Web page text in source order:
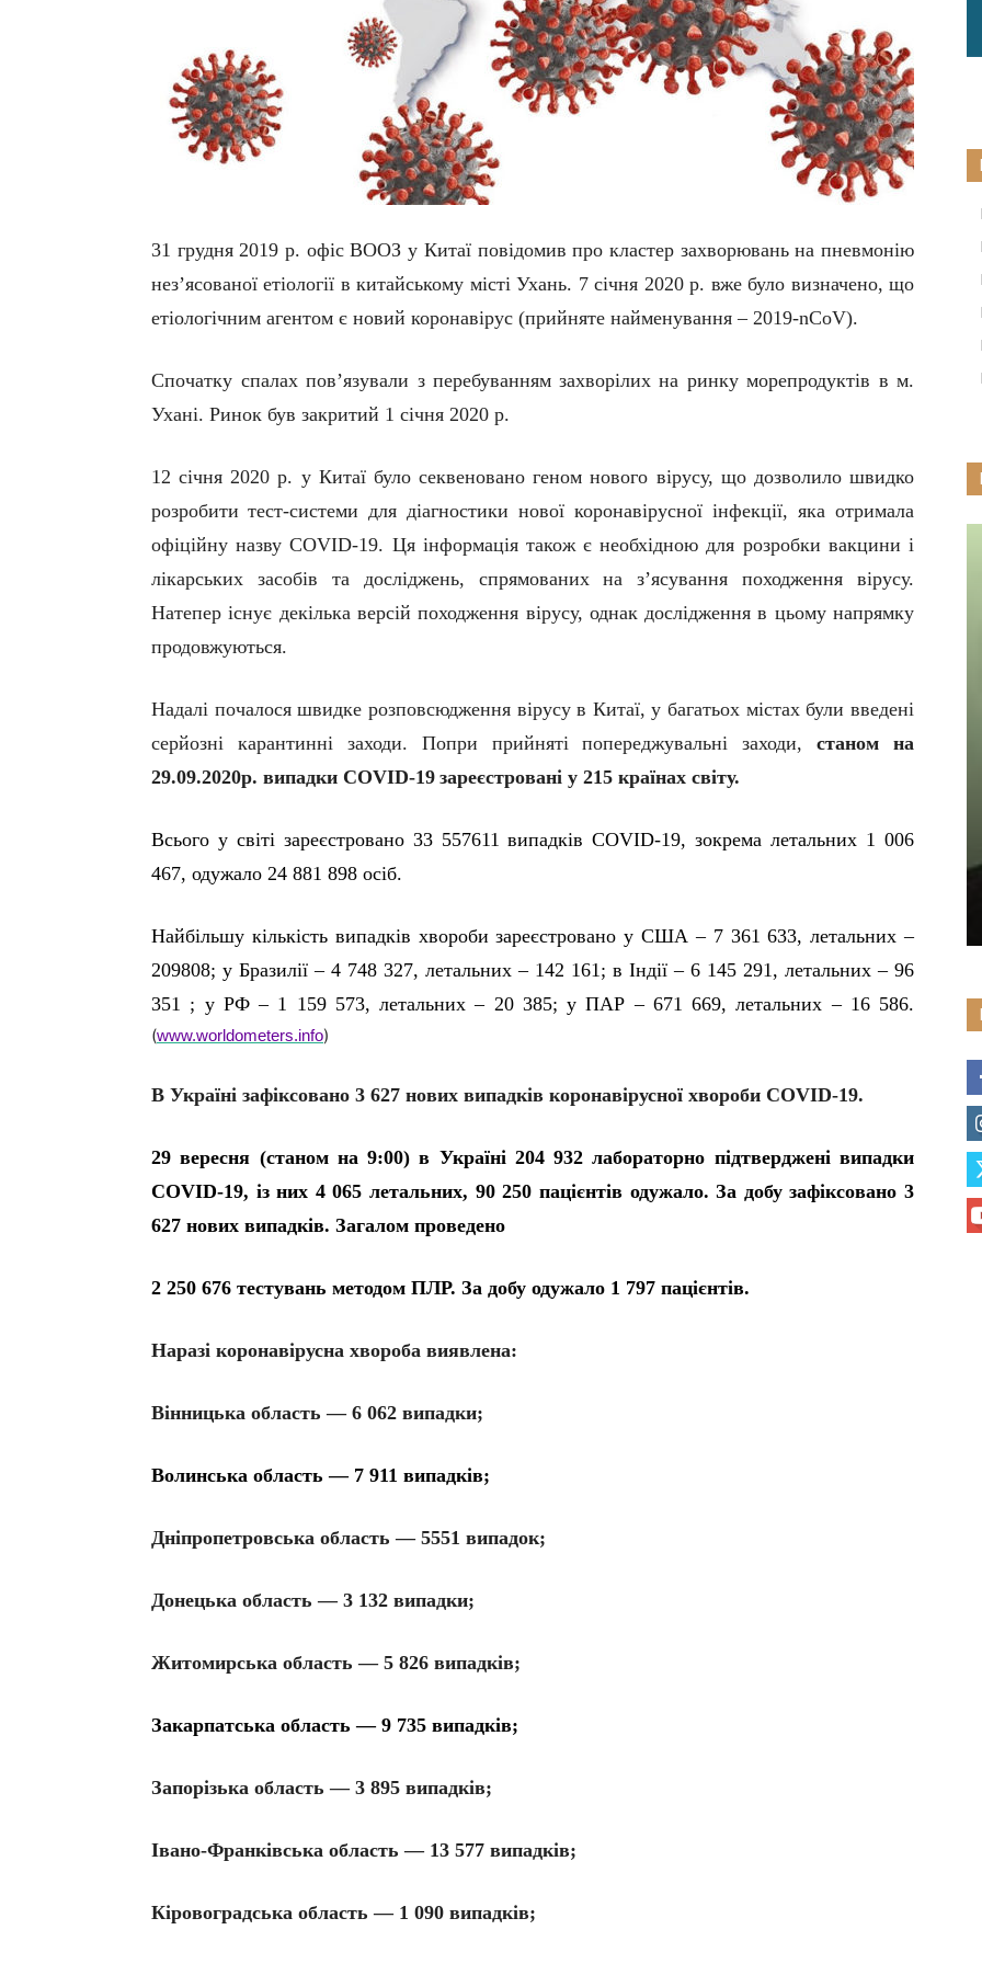
31 грудня 2019 р. офіс ВООЗ у Китаї повідомив про кластер захворювань на пневмонію
нез’ясованої етіології в китайському місті Ухань. 7 січня 2020 р. вже було визначено, що
етіологічним агентом є новий коронавірус (прийняте найменування – 2019-nCoV).
Спочатку спалах пов’язували з перебуванням захворілих на ринку морепродуктів в м.
Ухані. Ринок був закритий 1 січня 2020 р.
12 січня2020 р. у Китаї було секвеновано геном нового вірусу, що дозволило швидко
розробити тест-системи для діагностики нової коронавірусної інфекції, яка отримала
офіційну назвуCOVID-19. Ця інформація також є необхідною для розробки вакцини і
лікарських засобів та досліджень, спрямованих на з’ясування походження вірусу.
Натепер існує декілька версій походження вірусу, однак дослідження в цьому напрямку
продовжуються.
Надалі почалося швидке розповсюдження вірусу в Китаї, у багатьох містах були введені
серйозні карантинні заходи. Попри прийняті попереджувальні заходи,станом на
29.09.2020р. випадки COVID-19 зареєстровані у 215 країнах світу.
Всього у світі зареєстровано 33 557611 випадків COVID-19, зокрема летальних 1 006
467, одужало 24 881 898 осіб.
Найбільшу кількість випадків хвороби зареєстровано у США – 7 361 633, летальних –
209808; у Бразилії – 4 748 327, летальних – 142 161; в Індії – 6 145 291, летальних – 96
351 ; у РФ – 1 159 573, летальних – 20 385; у ПАР – 671 669, летальних – 16 586.
(www.worldometers.info)
В Україні зафіксовано 3 627 нових випадків коронавірусної хвороби COVID-19.
29 вересня (станом на 9:00) в Україні 204 932 лабораторно підтверджені випадки
COVID-19, із них 4 065 летальних, 90 250 пацієнтів одужало. За добу зафіксовано 3
627 нових випадків. Загалом проведено
2 250 676 тестувань методом ПЛР. За добу одужало 1 797 пацієнтів.
Наразі коронавірусна хвороба виявлена:
Вінницька область — 6 062 випадки;
Волинська область — 7 911 випадків;
Дніпропетровська область — 5551 випадок;
Донецька область — 3 132 випадки;
Житомирська область — 5 826 випадків;
Закарпатська область — 9 735 випадків;
Запорізька область — 3 895 випадків;
Івано-Франківська область — 13 577 випадків;
Кіровоградська область — 1 090 випадків;